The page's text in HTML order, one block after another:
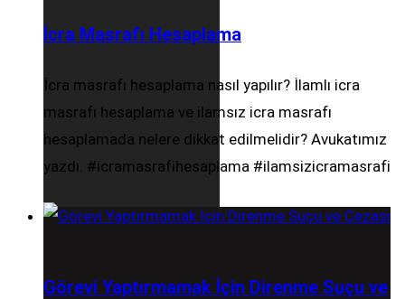
İcra Masrafı Hesaplama
İcra masrafı hesaplama nasıl yapılır? İlamlı icra
masrafı hesaplama ve ilamsız icra masrafı
hesaplamada nelere dikkat edilmelidir? Avukatımız
yazdı. #icramasrafihesaplama #ilamsizicramasrafi
Görevi Yaptırmamak İçin Direnme Suçu ve